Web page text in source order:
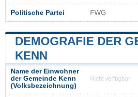
Politische Partei FWG
DEMOGRAFIE DER
KENN
Name der Einwohner
der Gemeinde Kenn
(Volksbezeichnung)
Nicht verfügbar